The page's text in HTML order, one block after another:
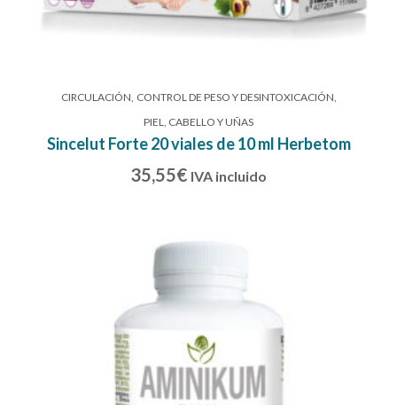
CIRCULACIÓN CONTROL DE PESO Y DESINTOXICACIÓN
PIEL, CABELLO Y UÑAS
Sincelut Forte 20 viales de 10 ml Herbetom
35,55€ IVA incluido